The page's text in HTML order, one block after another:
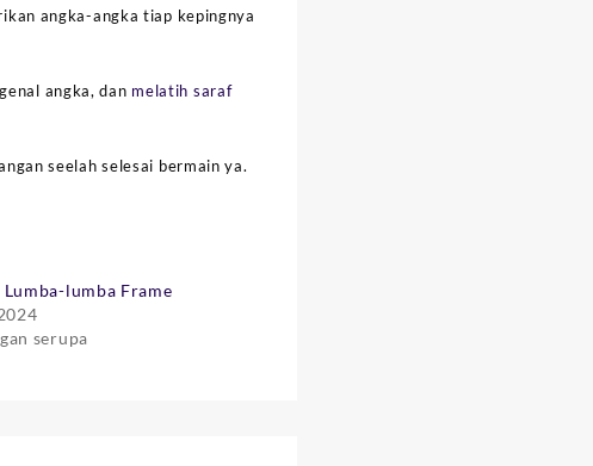
angka-angka tiap kepingnya
angka, dan melatih saraf
seelah selesai bermain ya.
Lumba-lumba Frame
serupa